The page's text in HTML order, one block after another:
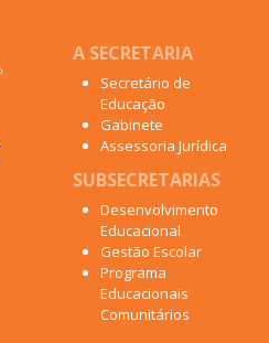
A SECRETARIA
Secretário de
Educação
Gabinete
Assessoria Jurídica
SUBSECRETARIAS
Desenvolvimento
Educacional
Gestão Escolar
Programa
Educacionais
Comunitários